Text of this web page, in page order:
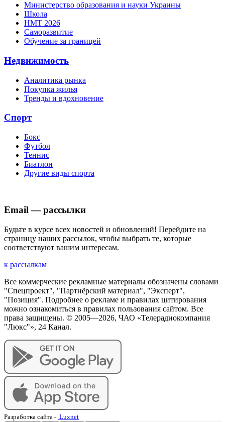
Министерство образования и науки Украины
Школа
НМТ 2026
Саморазвитие
Обучение за границей
Недвижимость
Аналитика рынка
Покупка жилья
Тренды и вдохновение
Спорт
Бокс
Футбол
Теннис
Биатлон
Другие виды спорта
Email — рассылки
Будьте в курсе всех новостей и обновлений! Перейдите на
страницу наших рассылок, чтобы выбрать те, которые
соответствуют вашим интересам.
к рассылкам
Все коммерческие рекламные материалы обозначены словами
"Спецпроект", "Партнёрский материал", "Эксперт",
"Позиция". Подробнее о рекламе и правилах цитирования
можно ознакомиться в правилах пользования сайтом. Все
права защищены. © 2005—2026, ЧАО «Телерадиокомпания
"Люкс"», 24 Канал.
Разработка сайта - Luxnet